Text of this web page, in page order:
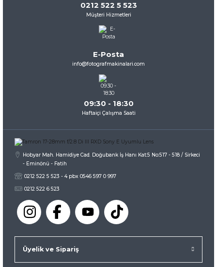
Ürün resmi kalitesiz, bozuk veya görüntülenemiyor.
Ürün açıklamasında eksik bilgiler bulunuyor.
Ürün fiyatı diğer sitelerden daha pahalı.
0212 522 5 523
Müşteri Hizmetleri
E-Posta
info@fotografmakinalari.com
09:30 - 18:30
Haftaiçi Çalışma Saati
Hobyar Mah. Hamidiye Cad. Doğubank İş Hanı Kat:5 No:517 - 518 / Sirkeci
- Eminönü - Fatih
0212 522 5 523 - 4 pbx 0546 597 0 997
0212 522 6 523
Üyelik ve Sipariş